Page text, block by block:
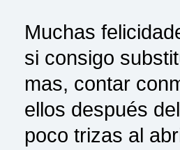
Muchas
si consigo
mas, contar
ellos después
poco trizas al